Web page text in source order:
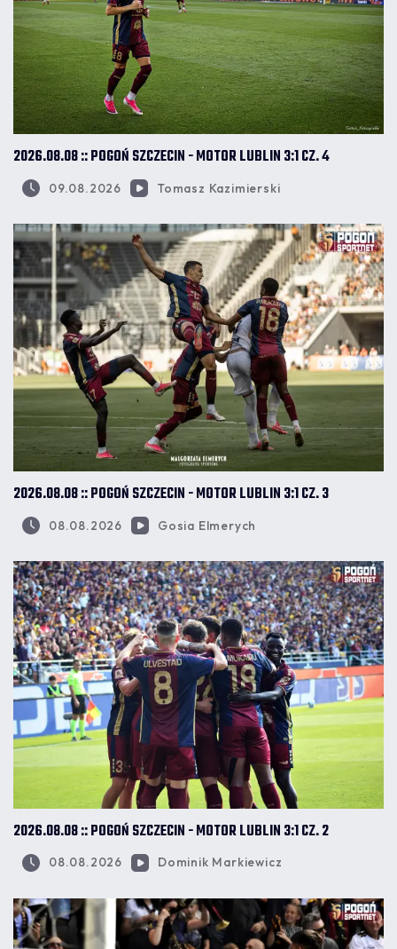
2026.08.08 :: POGOŃ SZCZECIN - MOTOR LUBLIN 3:1 CZ. 4
09.08.2026 Tomasz Kazimierski
2026.08.08 :: POGOŃ SZCZECIN - MOTOR LUBLIN 3:1 CZ. 3
08.08.2026 Gosia Elmerych
2026.08.08 :: POGOŃ SZCZECIN - MOTOR LUBLIN 3:1 CZ. 2
08.08.2026 Dominik Markiewicz